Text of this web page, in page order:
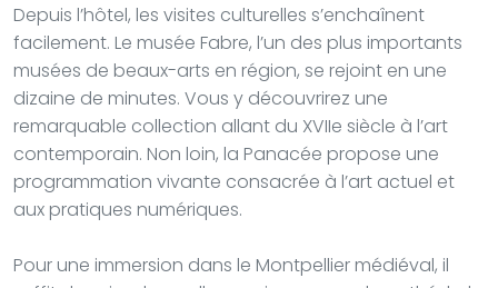
Depuis l’hôtel, les visites culturelles s’enchaînent
facilement. Le musée Fabre, l’un des plus importants
musées de beaux-arts en région, se rejoint en une
dizaine de minutes. Vous y découvrirez une
remarquable collection allant du XVIIe siècle à l’art
contemporain. Non loin, la Panacée propose une
programmation vivante consacrée à l’art actuel et
aux pratiques numériques.
Pour une immersion dans le Montpellier médiéval, il